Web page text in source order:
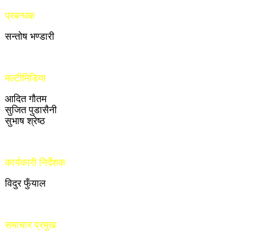
प्रबन्धक
सन्तोष भण्डारी
मल्टीमिडिया
आदित गौतम
सुजित पुडासैनी
सुभाष श्रेष्ठ
कार्यकारी निर्देशक
विदुर फुँयाल
समाचार प्रमुख